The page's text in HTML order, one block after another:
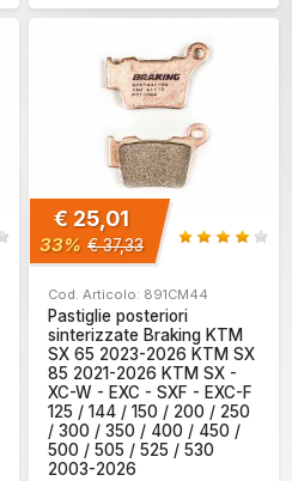
€ 25,01
33% € 37,33
Cod. Articolo: 891CM44
Pastiglie posteriori
sinterizzate Braking KTM
SX 65 2023-2026 KTM SX
85 2021-2026 KTM SX -
XC-W - EXC - SXF - EXC-F
125 / 144 / 150 / 200 / 250
/ 300 / 350 / 400 / 450 /
500 / 505 / 525 / 530
2003-2026